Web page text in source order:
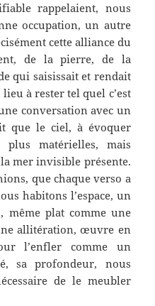
rappelaient, nous
occupation, un autre
cette alliance du
de la pierre, de la
qui saisissait et rendait
à rester tel quel c’est
conversation avec un
que le ciel, à évoquer
plus matérielles, mais
mer invisible présente.
que chaque verso a
habitons l’espace, un
même plat comme une
allitération, œuvre en
l’enfler comme un
sa profondeur, nous
de le meubler